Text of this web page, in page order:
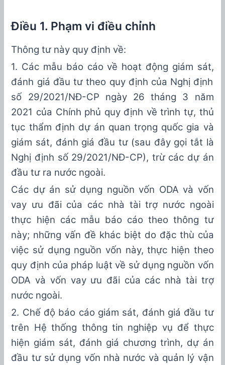
Điều 1. Phạm vi điều chỉnh
Thông tư này quy định về:
1. Các mẫu báo cáo về hoạt động giám sát,
đánh giá đầu tư theo quy định của Nghị định
số 29/2021/NĐ-CP ngày 26 tháng 3 năm
2021 của Chính phủ quy định về trình tự, thủ
tục thẩm định dự án quan trọng quốc gia và
giám sát, đánh giá đầu tư(sau đây gọi tắt là
Nghị định số 29/2021/NĐ-CP), trừ các dự án
đầu tư ra nước ngoài.
Các dự án sử dụng nguồn vốn ODA và vốn
vay ưu đãi của các nhà tài trợ nước ngoài
thực hiện các mẫu báo cáo theo thông tư
này; những vấn đề khác biệt do đặc thù của
việc sử dụng nguồn vốn này, thực hiện theo
quy định của pháp luật về sử dụng nguồn vốn
ODA và vốn vay ưu đãi của các nhà tài trợ
nước ngoài.
2. Chế độ báo cáo giám sát, đánh giá đầu tư
trên Hệ thống thông tin nghiệp vụ để thực
hiện giám sát, đánh giá chương trình, dự án
đầu tư sử dụng vốn nhà nước và quản lý vận